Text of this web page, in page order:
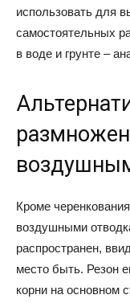
использовать для
самостоятельных
в воде и грунте –
Кроме
воздушными
распространен,
место быть. Резон
корни на основном